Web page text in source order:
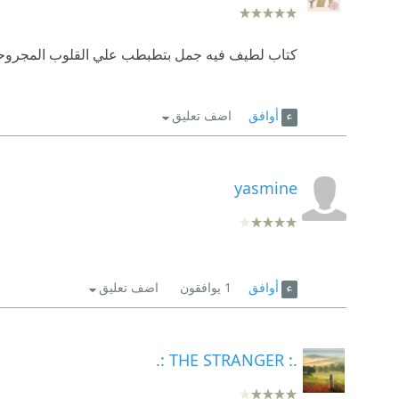
كتاب لطيف فيه جمل بتطبطب علي القلوب
أوافق اضف تعليق
yasmine
أوافق 1 يوافقون اضف تعليق
.: THE STRANGER :.